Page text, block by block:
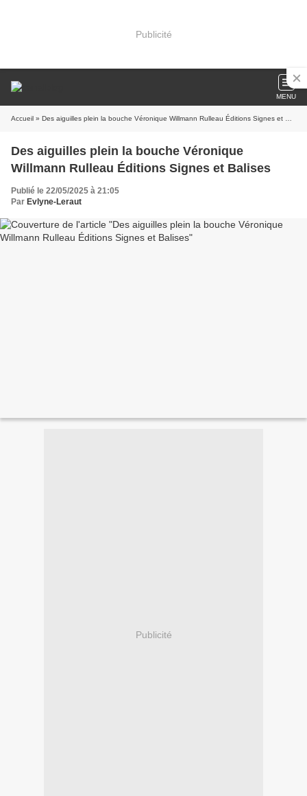
Publicité
MENU
Accueil » Des aiguilles plein la bouche Véronique Willmann Rulleau Éditions Signes et Balises
Des aiguilles plein la bouche Véronique
Willmann Rulleau Éditions Signes et Balises
Publié le 22/05/2025 à 21:05
Par Evlyne-Leraut
Publicité